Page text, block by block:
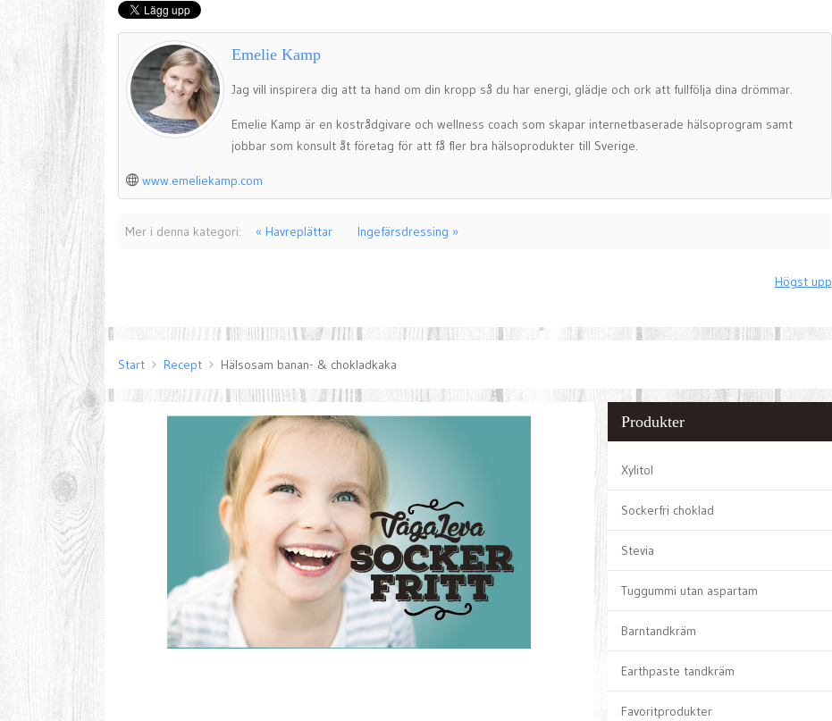
Emelie Kamp
Jag vill inspirera dig att ta hand om din kropp så du har energi, glädje och ork att fullfölja dina drömmar.
Emelie Kamp är en kostrådgivare och wellness coach som skapar internetbaserade hälsoprogram samt
jobbar som konsult åt företag för att få fler bra hälsoprodukter till Sverige.
www.emeliekamp.com
Mer i denna kategori: « Havreplättar Ingefärsdressing »
Högst upp
Start Recept Hälsosam banan- & chokladkaka
Produkter
Xylitol
Sockerfri choklad
Stevia
Tuggummi utan aspartam
Barntandkräm
Earthpaste tandkräm
Favoritprodukter